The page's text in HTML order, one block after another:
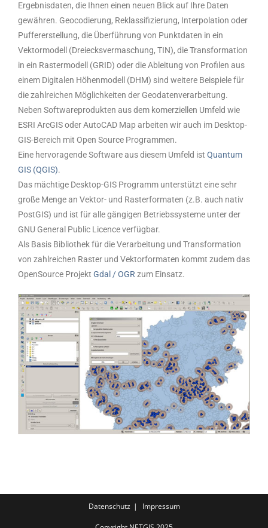
Ergebnisdaten, die Ihnen einen neuen Blick auf Ihre Daten
gewähren. Geocodierung, Reklassifizierung, Interpolation oder
Puffererstellung, die Überführung von Punktdaten in ein
Vektormodell (Dreiecksvermaschung, TIN), die Transformation
in ein Rastermodell (GRID) oder die Ableitung von Profilen aus
einem Digitalen Höhenmodell (DHM) sind weitere Beispiele für
die zahlreichen Möglichkeiten der Geodatenverarbeitung.
Neben Softwareprodukten aus dem komerziellen Umfeld wie
ESRI ArcGIS oder AutoCAD Map arbeiten wir auch im Desktop-
GIS-Bereich mit Open Source Programmen.
Eine hervoragende Software aus diesem Umfeld ist Quantum
GIS (QGIS).
Das mächtige Desktop-GIS Programm unterstützt eine sehr
große Menge an Vektor- und Rasterformaten (z.B. auch nativ
PostGIS) und ist für alle gängigen Betriebssysteme unter der
GNU General Public Licence verfügbar.
Als Basis Bibliothek für die Verarbeitung und Transformation
von zahlreichen Raster und Vektorformaten kommt zudem das
OpenSource Projekt Gdal / OGRzum Einsatz.
Datenschutz Impressum